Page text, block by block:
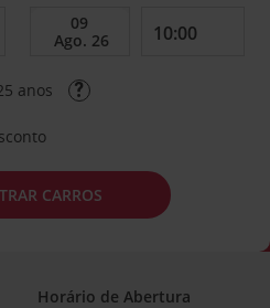
anos
CARROS
Horário de Abertura